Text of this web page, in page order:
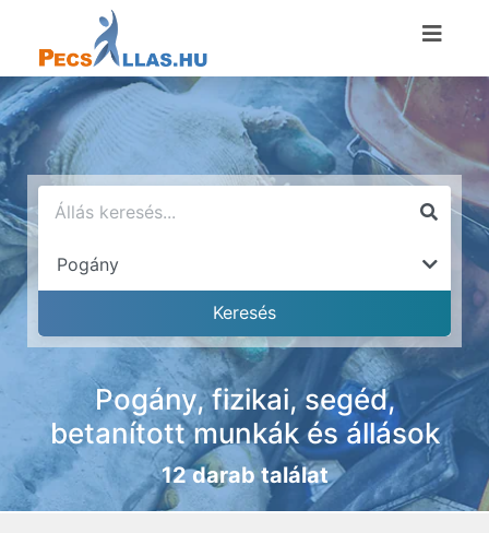
Pogány, fizikai, segéd,
betanított munkák és állások
12 darab találat